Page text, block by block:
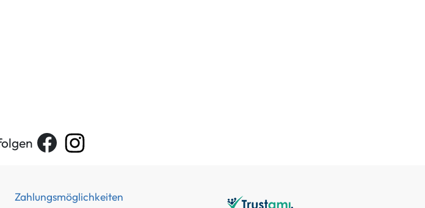
Zahlungsmöglichkeiten